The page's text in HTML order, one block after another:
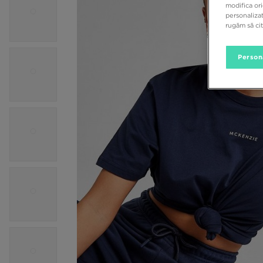
modifica
rugăm să